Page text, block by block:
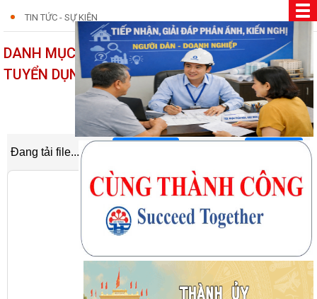
TIN TỨC - SỰ KIỆN
DANH MỤC TÀI LIỆU ÔN TẬP THI CỦA KỲ THI
TUYỂN DỤNG VIÊN CHỨC GIÁO DỤC- ĐÀO TẠO
07/02/2026